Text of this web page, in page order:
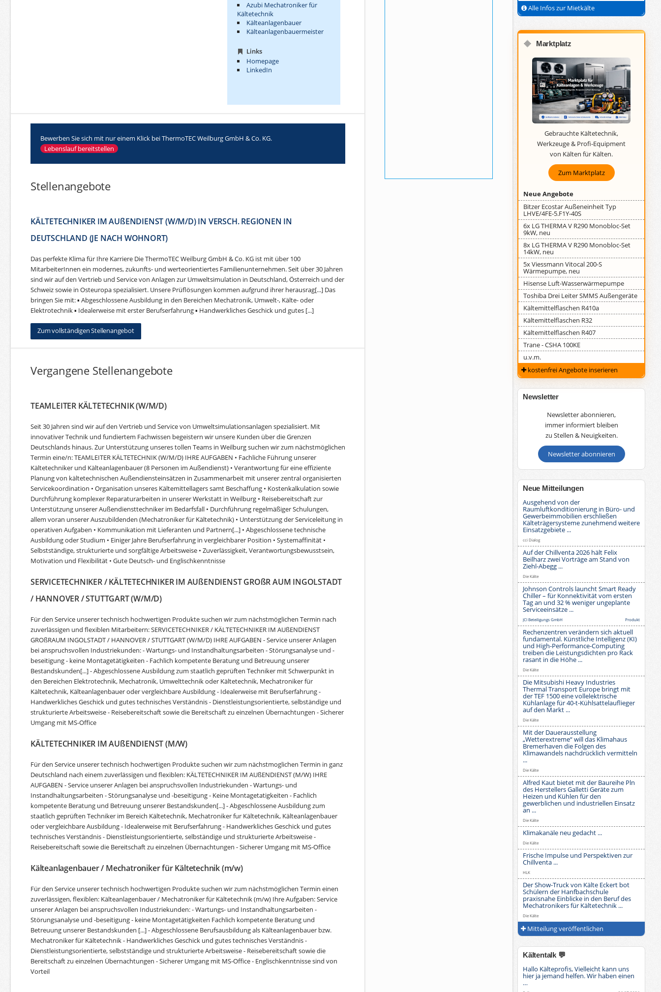
Azubi Mechatroniker für
Kältetechnik
Kälteanlagenbauer
Kälteanlagenbauermeister
Links
Homepage
LinkedIn
Bewerben Sie sich mit nur einem Klick bei ThermoTEC Weilburg GmbH & Co. KG.
Lebenslauf bereitstellen
Stellenangebote
KÄLTETECHNIKER IM AUßENDIENST (W/M/D) IN VERSCH. REGIONEN IN
DEUTSCHLAND (JE NACH WOHNORT)
Das perfekte Klima für Ihre Karriere Die ThermoTEC Weilburg GmbH & Co. KG ist mit über 100
MitarbeiterInnen ein modernes, zukunfts- und werteorientiertes Familienunternehmen. Seit über 30 Jahren
sind wir auf den Vertrieb und Service von Anlagen zur Umweltsimulation in Deutschland, Österreich und der
Schweiz sowie in Osteuropa spezialisiert. Unsere Prüflösungen kommen aufgrund ihrer herausrag[...] Das
bringen Sie mit: ▪ Abgeschlossene Ausbildung in den Bereichen Mechatronik, Umwelt-, Kälte- oder
Elektrotechnik ▪ Idealerweise mit erster Berufserfahrung ▪ Handwerkliches Geschick und gutes [...]
Zum vollständigen Stellenangebot
Vergangene Stellenangebote
TEAMLEITER KÄLTETECHNIK (W/M/D)
Seit 30 Jahren sind wir auf den Vertrieb und Service von Umweltsimulationsanlagen spezialisiert. Mit
innovativer Technik und fundiertem Fachwissen begeistern wir unsere Kunden über die Grenzen
Deutschlands hinaus. Zur Unterstützung unseres tollen Teams in Weilburg suchen wir zum nächstmöglichen
Termin eine/n: TEAMLEITER KÄLTETECHNIK (W/M/D) IHRE AUFGABEN • Fachliche Führung unserer
Kältetechniker und Kälteanlagenbauer (8 Personen im Außendienst) • Verantwortung für eine effiziente
Planung von kältetechnischen Außendiensteinsätzen in Zusammenarbeit mit unserer zentral organisierten
Servicekoordination • Organisation unseres Kältemittellagers samt Beschaffung • Kostenkalkulation sowie
Durchführung komplexer Reparaturarbeiten in unserer Werkstatt in Weilburg • Reisebereitschaft zur
Unterstützung unserer Außendiensttechniker im Bedarfsfall • Durchführung regelmäßiger Schulungen,
allem voran unserer Auszubildenden (Mechatroniker für Kältetechnik) • Unterstützung der Serviceleitung in
operativen Aufgaben • Kommunikation mit Lieferanten und Partnern[...] • Abgeschlossene technische
Ausbildung oder Studium • Einiger Jahre Berufserfahrung in vergleichbarer Position • Systemaffinität •
Selbstständige, strukturierte und sorgfältige Arbeitsweise • Zuverlässigkeit, Verantwortungsbewusstsein,
Motivation und Flexibilität • Gute Deutsch- und Englischkenntnisse
SERVICETECHNIKER / KÄLTETECHNIKER IM AUßENDIENST GROßR AUM INGOLSTADT
/ HANNOVER / STUTTGART (W/M/D)
Für den Service unserer technisch hochwertigen Produkte suchen wir zum nächstmöglichen Termin nach
zuverlässigen und flexiblen Mitarbeitern: SERVICETECHNIKER / KÄLTETECHNIKER IM AUßENDIENST
GROßRAUM INGOLSTADT / HANNOVER / STUTTGART (W/M/D) IHRE AUFGABEN - Service unserer Anlagen
bei anspruchsvollen Industriekunden: - Wartungs- und Instandhaltungsarbeiten - Störungsanalyse und -
beseitigung - keine Montagetätigkeiten - Fachlich kompetente Beratung und Betreuung unserer
Bestandskunden[...] - Abgeschlossene Ausbildung zum staatlich geprüften Techniker mit Schwerpunkt in
den Bereichen Elektrotechnik, Mechatronik, Umwelttechnik oder Kältetechnik, Mechatroniker für
Kältetechnik, Kälteanlagenbauer oder vergleichbare Ausbildung - Idealerweise mit Berufserfahrung -
Handwerkliches Geschick und gutes technisches Verständnis - Dienstleistungsorientierte, selbständige und
strukturierte Arbeitsweise - Reisebereitschaft sowie die Bereitschaft zu einzelnen Übernachtungen - Sicherer
Umgang mit MS-Office
KÄLTETECHNIKER IM AUßENDIENST (M/W)
Für den Service unserer technisch hochwertigen Produkte suchen wir zum nächstmoglichen Termin in ganz
Deutschland nach einem zuverlässigen und flexiblen: KÄLTETECHNIKER IM AUßENDIENST (M/W) IHRE
AUFGABEN - Service unserer Anlagen bei anspruchsvollen Industriekunden - Wartungs- und
Instandhaltungsarbeiten - Störungsanalyse und -beseitigung - Keine Montagetatigkeiten - Fachlich
kompetente Beratung und Betreuung unserer Bestandskunden[...] - Abgeschlossene Ausbildung zum
staatlich geprüften Techniker im Bereich Kältetechnik, Mechatroniker fur Kältetechnik, Kälteanlagenbauer
oder vergleichbare Ausbildung - Idealerweise mit Berufserfahrung - Handwerkliches Geschick und gutes
technisches Verständnis - Dienstleistungsorientierte, selbständige und strukturierte Arbeitsweise -
Reisebereitschaft sowie die Bereitschaft zu einzelnen Übernachtungen - Sicherer Umgang mit MS-Office
Kälteanlagenbauer / Mechatroniker für Kältetechnik (m/w)
Für den Service unserer technisch hochwertigen Produkte suchen wir zum nächstmöglichen Termin einen
zuverlässigen, flexiblen: Kälteanlagenbauer / Mechatroniker für Kältetechnik (m/w) Ihre Aufgaben: Service
unserer Anlagen bei anspruchsvollen Industriekunden: - Wartungs- und Instandhaltungsarbeiten -
Störungsanalyse und -beseitigung - keine Montagetätigkeiten Fachlich kompetente Beratung und
Betreuung unserer Bestandskunden [...] - Abgeschlossene Berufsausbildung als Kälteanlagenbauer bzw.
Mechatroniker für Kältetechnik - Handwerkliches Geschick und gutes technisches Verständnis -
Dienstleistungsorientierte, selbstständige und strukturierte Arbeitsweise - Reisebereitschaft sowie die
Bereitschaft zu einzelnen Übernachtungen - Sicherer Umgang mit MS-Office - Englischkenntnisse sind von
Vorteil
Alle Infos zur Mietkälte
🔶 Marktplatz
Gebrauchte Kältetechnik,
Werkzeuge & Profi-Equipment
von Kälten für Kälten.
Zum Marktplatz
Neue Angebote
Bitzer Ecostar Außeneinheit Typ
LHVE/4FE-5.F1Y-40S
6x LG THERMA V R290 Monobloc-Set
9kW, neu
8x LG THERMA V R290 Monobloc-Set
14kW, neu
5x Viessmann Vitocal 200-S
Wärmepumpe, neu
Hisense Luft-Wasserwärmepumpe
Toshiba Drei Leiter SMMS Außengeräte
Kältemittelflaschen R410a
Kältemittelflaschen R32
Kältemittelflaschen R407
Trane - CSHA 100KE
u.v.m.
kostenfrei Angebote inserieren
Newsletter
Newsletter abonnieren,
immer informiert bleiben
zu Stellen & Neuigkeiten.
Newsletter abonnieren
Neue Mitteilungen
Ausgehend von der
Raumluftkonditionierung in Büro- und
Gewerbeimmobilien erschließen
Kälteträgersysteme zunehmend weitere
Einsatzgebiete ...
cci Dialog
Auf der Chillventa 2026 hält Felix
Beilharz zwei Vorträge am Stand von
Ziehl-Abegg ...
Die Kälte
Johnson Controls launcht Smart Ready
Chiller – für Konnektivität vom ersten
Tag an und 32 % weniger ungeplante
Serviceeinsätze ...
JCI Beteiligungs GmbH Produkt
Rechenzentren verändern sich aktuell
fundamental. Künstliche Intelligenz (KI)
und High-Performance-Computing
treiben die Leistungsdichten pro Rack
rasant in die Höhe ...
Die Kälte
Die Mitsubishi Heavy Industries
Thermal Transport Europe bringt mit
der TEF 1500 eine vollelektrische
Kühlanlage für 40-t-Kühlsattelauflieger
auf den Markt ...
Die Kälte
Mit der Dauerausstellung
„Wetterextreme“ will das Klimahaus
Bremerhaven die Folgen des
Klimawandels nachdrücklich vermitteln
...
Die Kälte
Alfred Kaut bietet mit der Baureihe Pln
des Herstellers Galletti Geräte zum
Heizen und Kühlen für den
gewerblichen und industriellen Einsatz
an ...
Die Kälte
Klimakanäle neu gedacht ...
Die Kälte
Frische Impulse und Perspektiven zur
Chillventa ...
HLK
Der Show-Truck von Kälte Eckert bot
Schülern der Hanfbachschule
praxisnahe Einblicke in den Beruf des
Mechatronikers für Kältetechnik ...
Die Kälte
Mitteilung veröffentlichen
Kältentalk 💬
Hallo Kälteprofis, Vielleicht kann uns
hier ja jemand helfen. Wir haben einen
…